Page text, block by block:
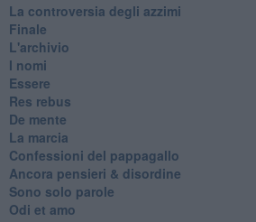
La controversia degli azzimi
Finale
L'archivio
I nomi
Essere
Res rebus
De mente
La marcia
Confessioni del pappagallo
Ancora pensieri & disordine
Sono solo parole
Odi et amo